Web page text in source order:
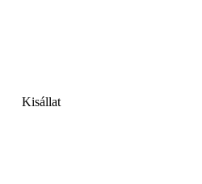
Kisállat